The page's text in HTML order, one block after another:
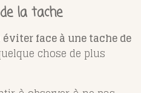
la tache
éviter face à une tache de
chose de plus